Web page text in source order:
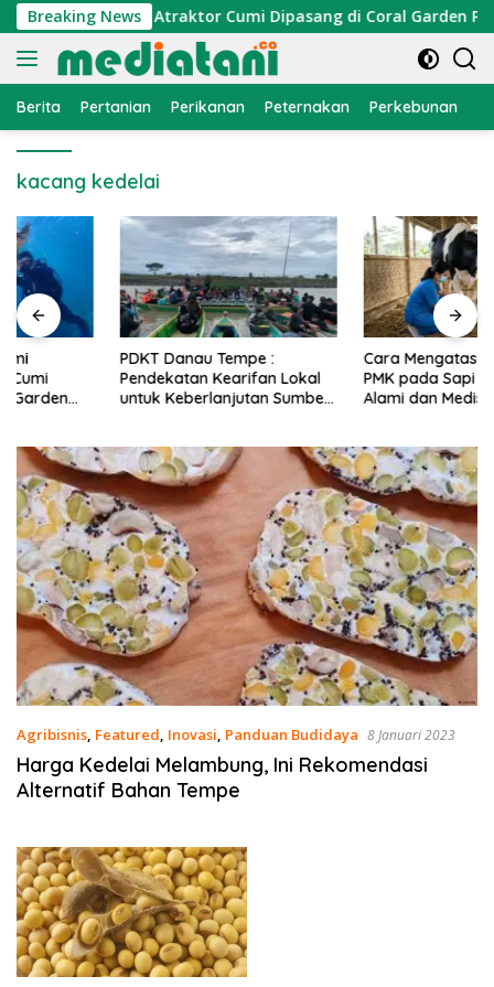
Langsung
ke
konten
Breaking News
Nelayan, Atraktor Cumi Dipasang di Coral Garden Pulau
Berita Pertanian Perikanan Peternakan Perkebunan
kacang kedelai
PDKT Danau Tempe :
Pendekatan Kearifan Lokal
untuk Keberlanjutan Sumber
Cara Mengatasi Penyakit
PMK pada Sapi Perah Secara
Alami dan Medis
Agribisnis, Featured, Inovasi, Panduan Budidaya 8 Januari 2023
Harga Kedelai Melambung, Ini Rekomendasi
Alternatif Bahan Tempe